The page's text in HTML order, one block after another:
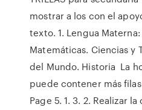
mostrar a los con el
texto. 1. Lengua
Matemáticas. Ciencias y
del Mundo. Historia La
puede contener más
Page 5. 1. 3. 2. Realizar